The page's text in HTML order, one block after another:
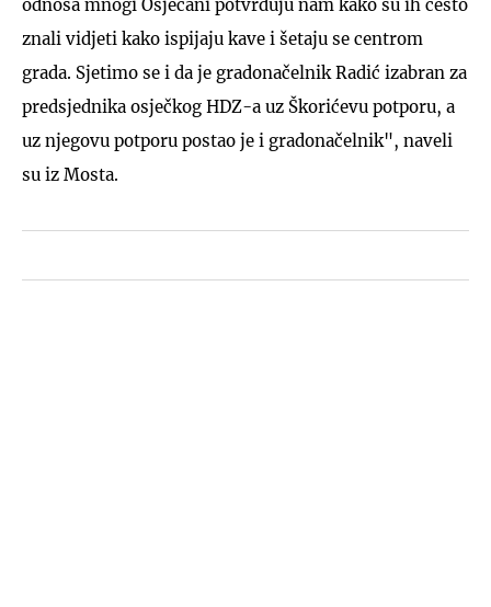
odnosa mnogi Osječani potvrđuju nam kako su ih često
znali vidjeti kako ispijaju kave i šetaju se centrom
grada. Sjetimo se i da je gradonačelnik Radić izabran za
predsjednika osječkog HDZ-a uz Škorićevu potporu, a
uz njegovu potporu postao je i gradonačelnik", naveli
su iz Mosta.